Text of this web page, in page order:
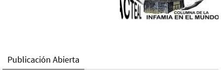
Publicación Abierta